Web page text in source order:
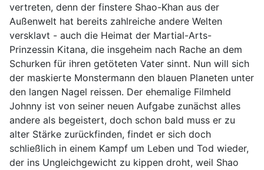
vertreten, denn der finstere Shao-Khan aus der
Außenwelt hat bereits zahlreiche andere Welten
versklavt - auch die Heimat der Martial-Arts-
Prinzessin Kitana, die insgeheim nach Rache an dem
Schurken für ihren getöteten Vater sinnt. Nun will sich
der maskierte Monstermann den blauen Planeten unter
den langen Nagel reissen. Der ehemalige Filmheld
Johnny ist von seiner neuen Aufgabe zunächst alles
andere als begeistert, doch schon bald muss er zu
alter Stärke zurückfinden, findet er sich doch
schließlich in einem Kampf um Leben und Tod wieder,
der ins Ungleichgewicht zu kippen droht, weil Shao